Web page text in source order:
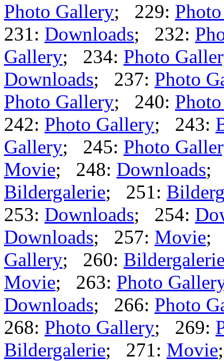
Photo Gallery; 229:
231: Downloads; 232:
Gallery; 234: Photo
Downloads; 237: Photo
Photo Gallery; 240:
242: Photo Gallery; 243:
Gallery; 245: Photo
Movie; 248: Downloads;
Bildergalerie; 251:
253: Downloads; 254:
Downloads; 257: Movie;
Gallery; 260:
Movie; 263: Photo
Downloads; 266: Photo
268: Photo Gallery; 269:
Bildergalerie; 271: Movie